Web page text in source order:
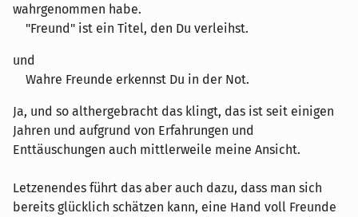
wahrgenommen habe.
"Freund" ist ein Titel, den Du verleihst.
und
Wahre Freunde erkennst Du in der Not.
Ja, und so althergebracht das klingt, das ist seit einigen
Jahren und aufgrund von Erfahrungen und
Enttäuschungen auch mittlerweile meine Ansicht.
Letzenendes führt das aber auch dazu, dass man sich
bereits glücklich schätzen kann, eine Hand voll Freunde